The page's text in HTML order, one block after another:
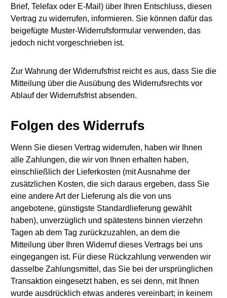
Brief, Telefax oder E-Mail) über Ihren Entschluss, diesen
Vertrag zu widerrufen, informieren. Sie können dafür das
beigefügte Muster-Widerrufsformular verwenden, das
jedoch nicht vorgeschrieben ist.
Zur Wahrung der Widerrufsfrist reicht es aus, dass Sie die
Mitteilung über die Ausübung des Widerrufsrechts vor
Ablauf der Widerrufsfrist absenden.
Folgen des Widerrufs
Wenn Sie diesen Vertrag widerrufen, haben wir Ihnen
alle Zahlungen, die wir von Ihnen erhalten haben,
einschließlich der Lieferkosten (mit Ausnahme der
zusätzlichen Kosten, die sich daraus ergeben, dass Sie
eine andere Art der Lieferung als die von uns
angebotene, günstigste Standardlieferung gewählt
haben), unverzüglich und spätestens binnen vierzehn
Tagen ab dem Tag zurückzuzahlen, an dem die
Mitteilung über Ihren Widerruf dieses Vertrags bei uns
eingegangen ist. Für diese Rückzahlung verwenden wir
dasselbe Zahlungsmittel, das Sie bei der ursprünglichen
Transaktion eingesetzt haben, es sei denn, mit Ihnen
wurde ausdrücklich etwas anderes vereinbart; in keinem